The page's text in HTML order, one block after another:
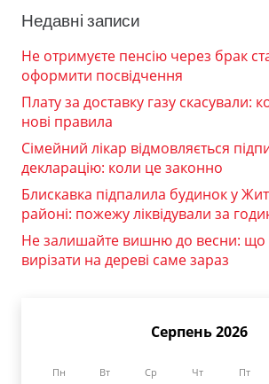
Недавні записи
Не отримуєте пенсію через брак
оформити посвідчення
Плату за доставку газу скасували:
нові правила
Сімейний лікар відмовляється
декларацію: коли це законно
Блискавка підпалила будинок у
районі: пожежу ліквідували за
Не залишайте вишню до весни: що
вирізати на дереві саме зараз
Серпень 2026
Пн Вт Ср Чт Пт